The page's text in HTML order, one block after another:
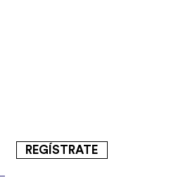
REGÍSTRATE